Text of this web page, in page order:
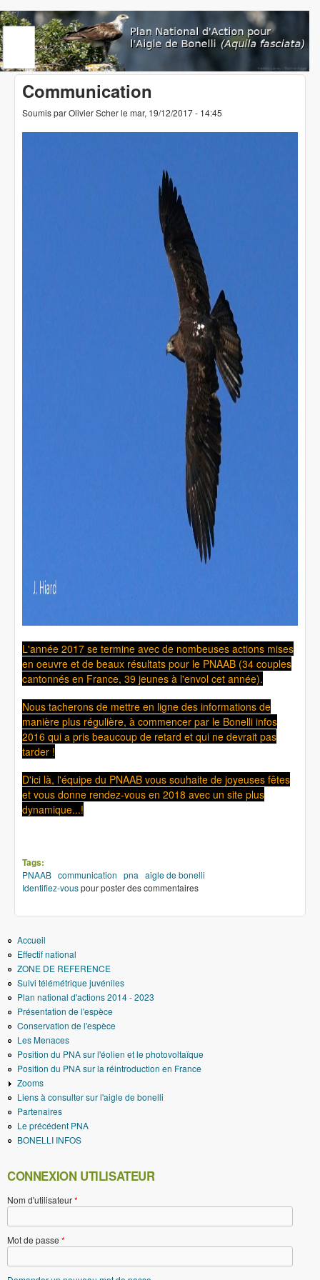
Aller au contenu principal
www.aigledebonelli.org
Communication
Soumis parOlivier Scherle mar, 19/12/2017 - 14:45
L'année 2017 se termine avec de nombeuses actions mises
en oeuvre et de beaux résultats pour le PNAAB (34 couples
cantonnés en France, 39 jeunes à l'envol cet année).
Nous tacherons de mettre en ligne des informations de
manière plus régulière, à commencer par le Bonelli infos
2016 qui a pris beaucoup de retard et qui ne devrait pas
tarder !
D'ici là, l'équipe du PNAAB vous souhaite de joyeuses fêtes
et vous donne rendez-vous en 2018 avec un site plus
dynamique...!
Tags:
PNAAB communication pna aigle de bonelli
Identifiez-vouspour poster des commentaires
Accueil
Effectif national
ZONE DE REFERENCE
Suivi télémétrique juvéniles
Plan national d'actions 2014 - 2023
Présentation de l'espèce
Conservation de l'espèce
Les Menaces
Position du PNA sur l'éolien et le photovoltaïque
Position du PNA sur la réintroduction en France
Zooms
Liens à consulter sur l'aigle de bonelli
Partenaires
Le précédent PNA
BONELLI INFOS
CONNEXION UTILISATEUR
Nom d'utilisateur*
Mot de passe *